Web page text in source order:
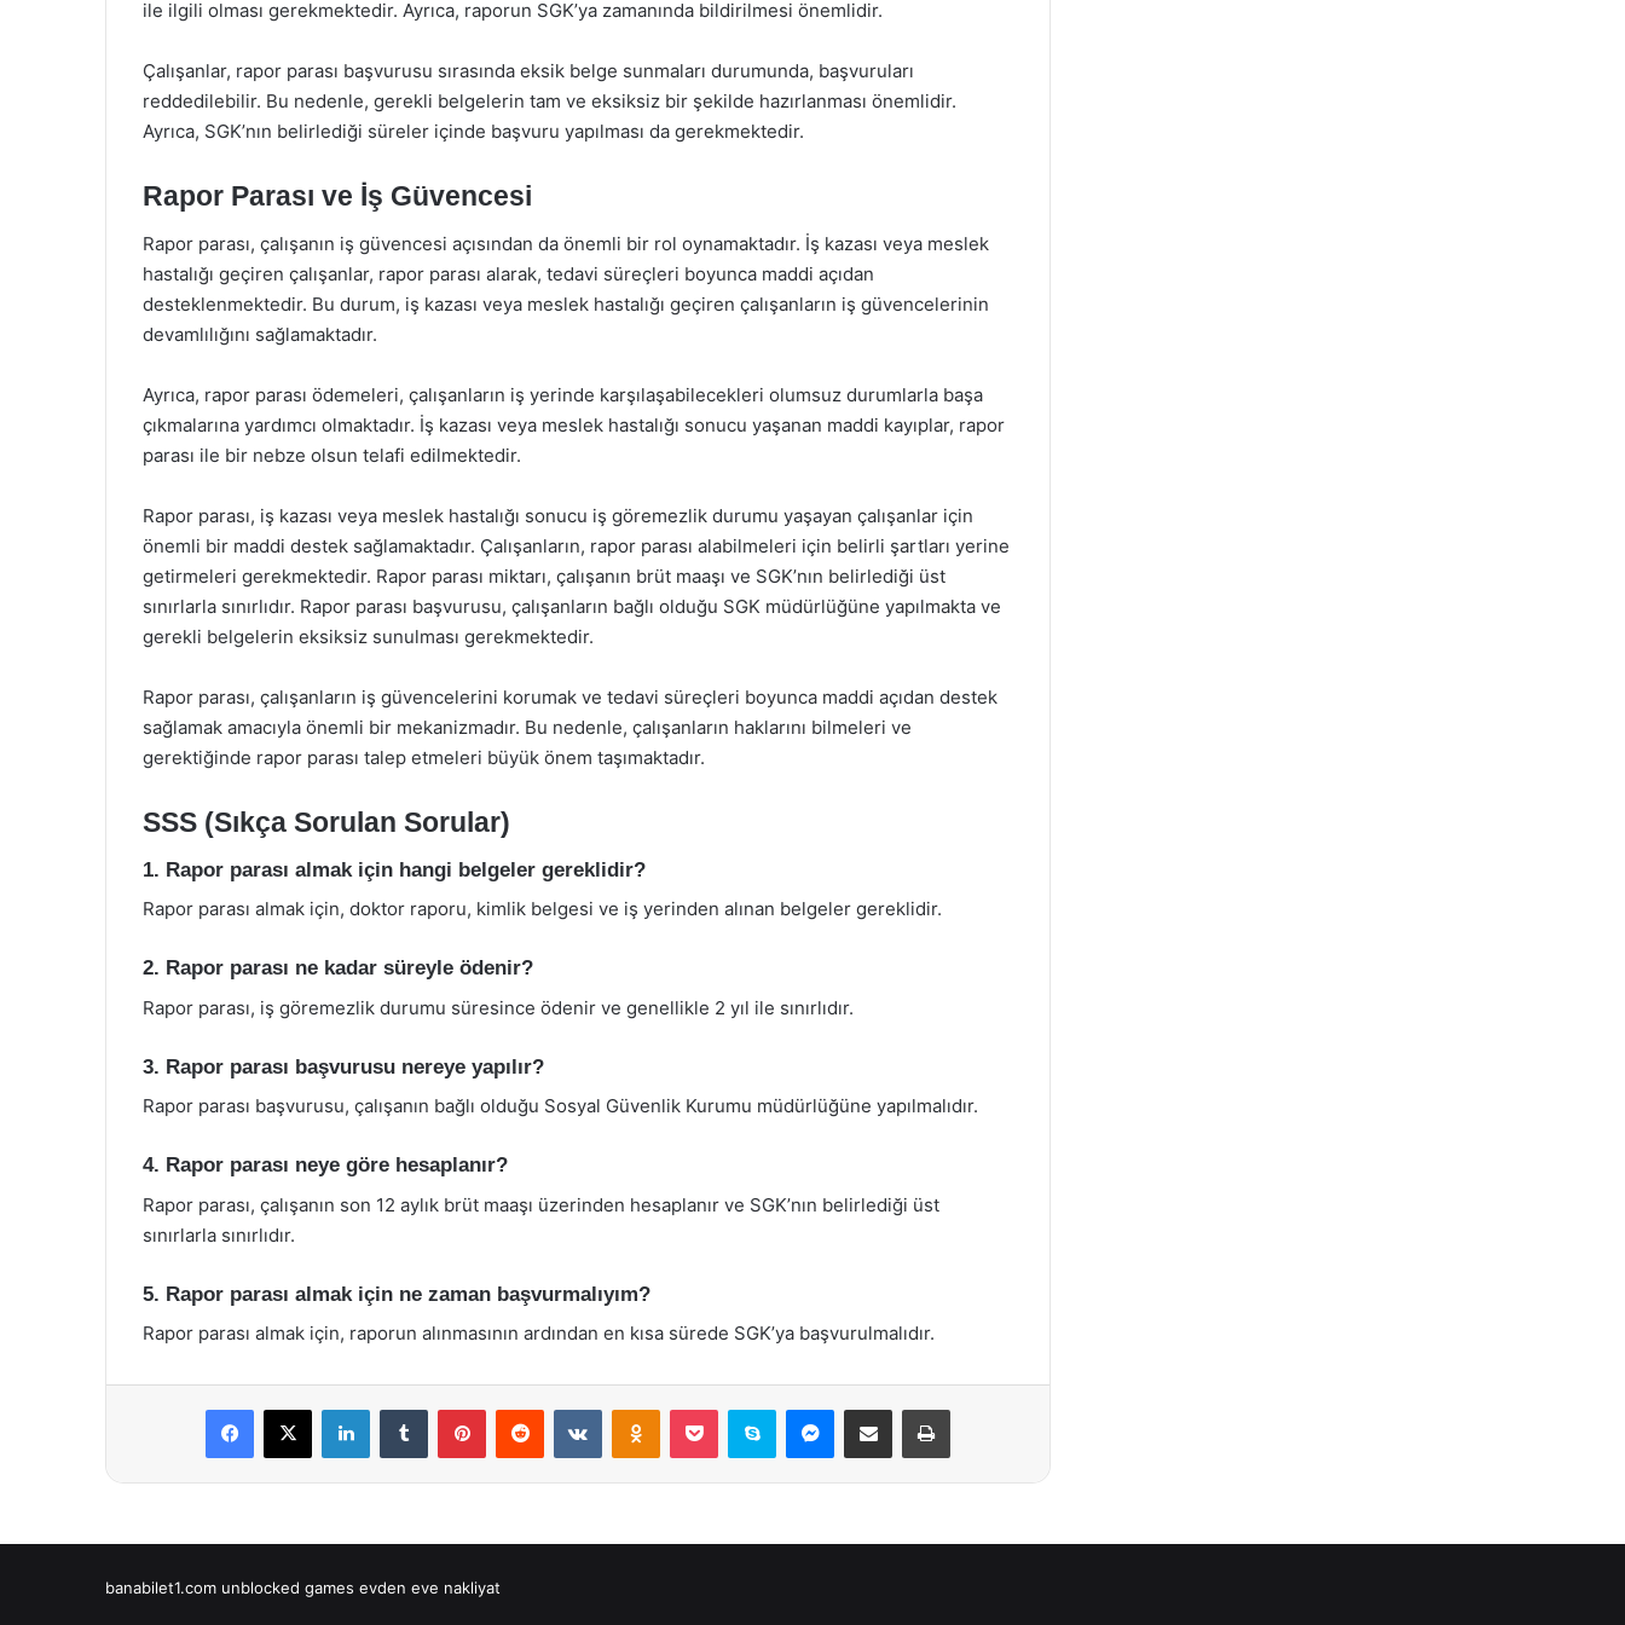
ile ilgili olması gerekmektedir. Ayrıca, raporun SGK’ya zamanında bildirilmesi önemlidir.
Çalışanlar, rapor parası başvurusu sırasında eksik belge sunmaları durumunda, başvuruları
reddedilebilir. Bu nedenle, gerekli belgelerin tam ve eksiksiz bir şekilde hazırlanması önemlidir.
Ayrıca, SGK’nın belirlediği süreler içinde başvuru yapılması da gerekmektedir.
Rapor Parası ve İş Güvencesi
Rapor parası, çalışanın iş güvencesi açısından da önemli bir rol oynamaktadır. İş kazası veya meslek
hastalığı geçiren çalışanlar, rapor parası alarak, tedavi süreçleri boyunca maddi açıdan
desteklenmektedir. Bu durum, iş kazası veya meslek hastalığı geçiren çalışanların iş güvencelerinin
devamlılığını sağlamaktadır.
Ayrıca, rapor parası ödemeleri, çalışanların iş yerinde karşılaşabilecekleri olumsuz durumlarla başa
çıkmalarına yardımcı olmaktadır. İş kazası veya meslek hastalığı sonucu yaşanan maddi kayıplar, rapor
parası ile bir nebze olsun telafi edilmektedir.
Rapor parası, iş kazası veya meslek hastalığı sonucu iş göremezlik durumu yaşayan çalışanlar için
önemli bir maddi destek sağlamaktadır. Çalışanların, rapor parası alabilmeleri için belirli şartları yerine
getirmeleri gerekmektedir. Rapor parası miktarı, çalışanın brüt maaşı ve SGK’nın belirlediği üst
sınırlarla sınırlıdır. Rapor parası başvurusu, çalışanların bağlı olduğu SGK müdürlüğüne yapılmakta ve
gerekli belgelerin eksiksiz sunulması gerekmektedir.
Rapor parası, çalışanların iş güvencelerini korumak ve tedavi süreçleri boyunca maddi açıdan destek
sağlamak amacıyla önemli bir mekanizmadır. Bu nedenle, çalışanların haklarını bilmeleri ve
gerektiğinde rapor parası talep etmeleri büyük önem taşımaktadır.
SSS (Sıkça Sorulan Sorular)
1. Rapor parası almak için hangi belgeler gereklidir?
Rapor parası almak için, doktor raporu, kimlik belgesi ve iş yerinden alınan belgeler gereklidir.
2. Rapor parası ne kadar süreyle ödenir?
Rapor parası, iş göremezlik durumu süresince ödenir ve genellikle 2 yıl ile sınırlıdır.
3. Rapor parası başvurusu nereye yapılır?
Rapor parası başvurusu, çalışanın bağlı olduğu Sosyal Güvenlik Kurumu müdürlüğüne yapılmalıdır.
4. Rapor parası neye göre hesaplanır?
Rapor parası, çalışanın son 12 aylık brüt maaşı üzerinden hesaplanır ve SGK’nın belirlediği üst
sınırlarla sınırlıdır.
5. Rapor parası almak için ne zaman başvurmalıyım?
Rapor parası almak için, raporun alınmasının ardından en kısa sürede SGK’ya başvurulmalıdır.
Facebook
X LinkedInTumblr PinterestReddit VKontakteOdnoklassniki
Pocket Skype Messenger
E-Posta ile paylaş Yazdır
banabilet1.com unblocked games evden eve nakliyat